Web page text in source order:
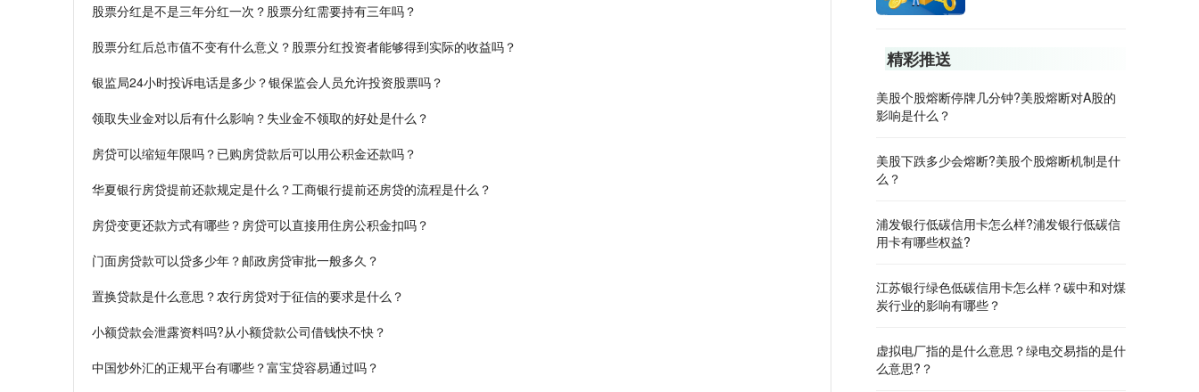
股票分红是不是三年分红一次？股票分红需要持有三年吗？
股票分红后总市值不变有什么意义？股票分红投资者能够得到实际的收益吗？
银监局24小时投诉电话是多少？银保监会人员允许投资股票吗？
领取失业金对以后有什么影响？失业金不领取的好处是什么？
房贷可以缩短年限吗？已购房贷款后可以用公积金还款吗？
华夏银行房贷提前还款规定是什么？工商银行提前还房贷的流程是什么？
房贷变更还款方式有哪些？房贷可以直接用住房公积金扣吗？
门面房贷款可以贷多少年？邮政房贷审批一般多久？
置换贷款是什么意思？农行房贷对于征信的要求是什么？
小额贷款会泄露资料吗?从小额贷款公司借钱快不快？
中国炒外汇的正规平台有哪些？富宝贷容易通过吗？
精彩推送
美股个股熔断停牌几分钟?美股熔断对A股的
影响是什么？
美股下跌多少会熔断?美股个股熔断机制是什
么？
浦发银行低碳信用卡怎么样?浦发银行低碳信
用卡有哪些权益?
江苏银行绿色低碳信用卡怎么样？碳中和对煤
炭行业的影响有哪些？
虚拟电厂指的是什么意思？绿电交易指的是什
么意思?？